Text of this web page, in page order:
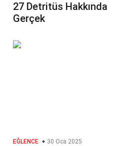
27 Detritüs Hakkında
Gerçek
EĞLENCE 30 Oca 2025